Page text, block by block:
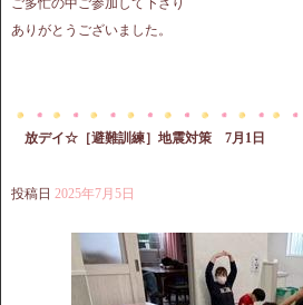
ありがとうございました。
放デイ☆［避難訓練］地震対策 7月1日
投稿日 2025年7月5日